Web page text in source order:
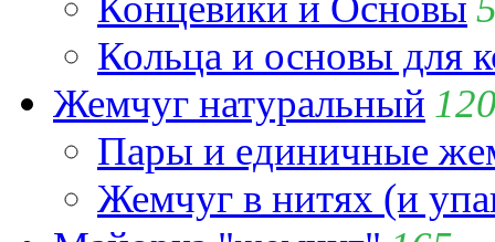
Кольца и основы для
Жемчуг натуральный
Пары и единичные
Жемчуг в нитях (и